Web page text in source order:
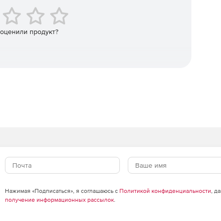
Directory (Windows Server CAL);
Server Standart CAL);
внутри организации (SfB Server Standard CAL);
продукт?
Нажимая «Подписаться», я соглашаюсь с Политикой конфиденциальности,
получение информационных рассылок.